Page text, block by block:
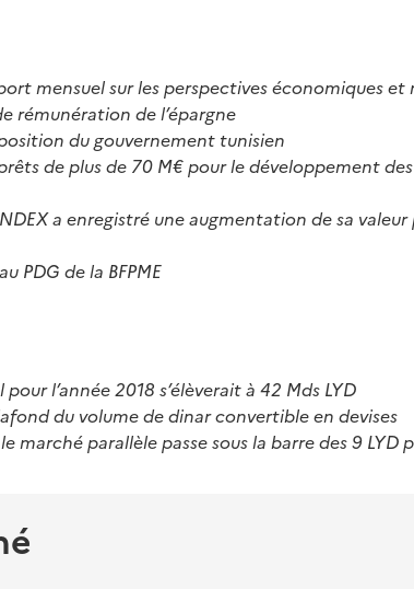
mensuel sur les perspectives économiques
rémunération de l’épargne
du gouvernement tunisien
de plus de 70 M€ pour le développement
a enregistré une augmentation de sa valeur
PDG de la BFPME
l’année 2018 s’élèverait à 42 Mds LYD
du volume de dinar convertible en devises
marché parallèle passe sous la barre des 9 LYD